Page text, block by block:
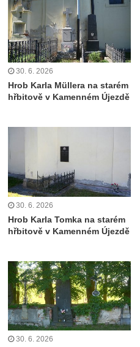
na hřbitově v
hřbitově ve
v Dubé
v Dubé
ve
ve
hřbitově v
hřbitově v
Marie Liškové
30. 6. 2026
Hrob Karla Müllera na starém
hřbitově v Kamenném Újezdě
30. 6. 2026
Hrob Karla Tomka na starém
hřbitově v Kamenném Újezdě
30. 6. 2026